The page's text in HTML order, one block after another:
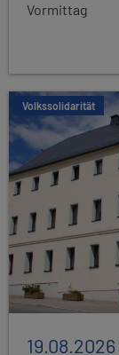
Vormittag
Volkssolidarität
19.08.2026